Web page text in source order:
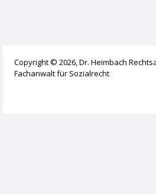
Copyright © 2026, Dr. Heimbach
Fachanwalt für Sozialrecht